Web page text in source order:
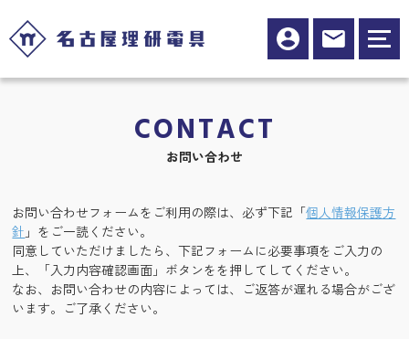
CONTACT
お問い合わせ
お問い合わせフォームをご利用の際は、必ず下記「個人情報保護方
針 」をご一読ください。
同意していただけましたら、下記フォームに必要事項をご入力の
上、「入力内容確認画面」ボタンをを押してしてください。
なお、お問い合わせの内容によっては、ご返答が遅れる場合がござ
います。ご了承ください。